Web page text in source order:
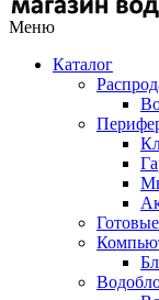
Меню
Каталог